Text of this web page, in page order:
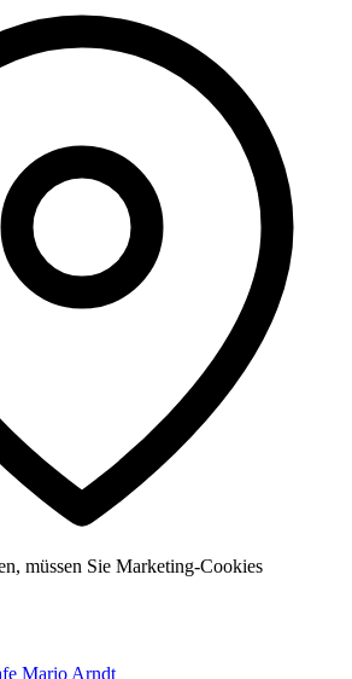
müssen Sie Marketing-Cookies
Mario Arndt